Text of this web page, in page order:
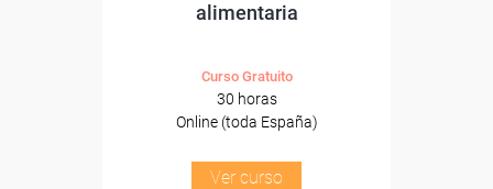
alimentaria
Curso Gratuito
30 horas
Online (toda España)
Ver curso